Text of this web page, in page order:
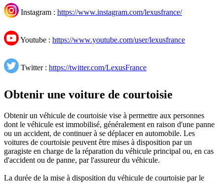
Instagram : https://www.instagram.com/lexusfrance/
Youtube : https://www.youtube.com/user/lexusfrance
Twitter : https://twitter.com/LexusFrance
Obtenir une voiture de courtoisie
Obtenir un véhicule de courtoisie vise à permettre aux personnes
dont le véhicule est immobilisé, généralement en raison d'une panne
ou un accident, de continuer à se déplacer en automobile. Les
voitures de courtoisie peuvent être mises à disposition par un
garagiste en charge de la réparation du véhicule principal ou, en cas
d'accident ou de panne, par l'assureur du véhicule.
La durée de la mise à disposition du véhicule de courtoisie par le